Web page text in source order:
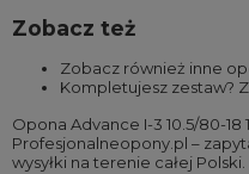
Zobacz też
Zobacz również inne
Kompletujesz zestaw?
Opona Advance I-3 10.5/80-
Profesjonalneopony.pl –
wysyłki na terenie całej Polski.